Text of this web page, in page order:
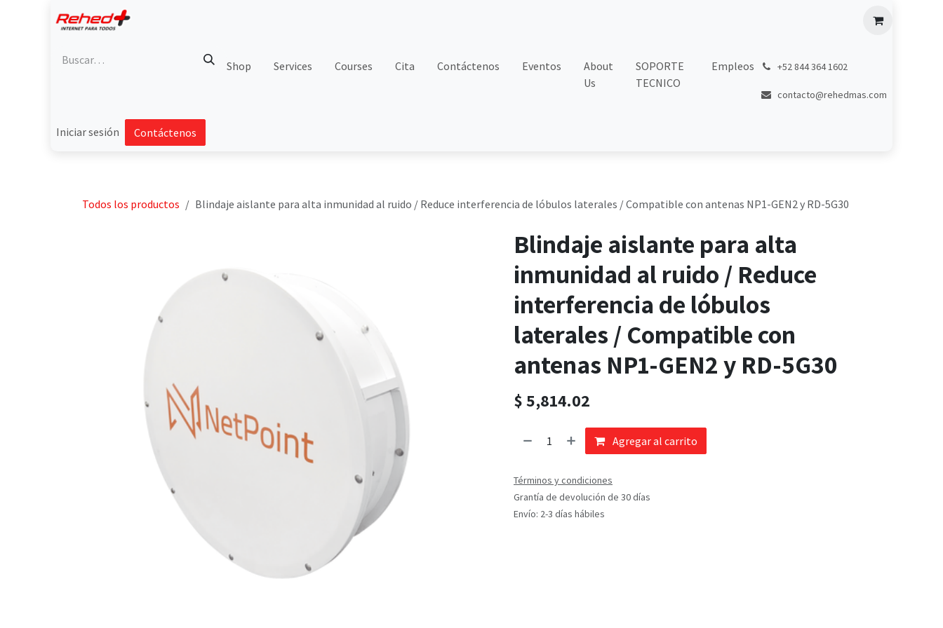
Shop Services Courses Cita Contáctenos Eventos
About
Us
SOPORTE
TECNICO
Empleos +52 844 364 1602
contacto@rehedmas.com
Iniciar sesión Contáctenos
Todos los productos Blindaje aislante para alta inmunidad al ruido / Reduce interferencia de lóbulos laterales / Compatible con antenas NP1-GEN2 y RD-5G30
Blindaje aislante para alta
inmunidad al ruido / Reduce
interferencia de lóbulos
laterales / Compatible con
antenas NP1-GEN2 y RD-5G30
$5,814.02
Agregar al carrito
Términos y condiciones
Grantía de devolución de 30 días
Envío: 2-3 días hábiles